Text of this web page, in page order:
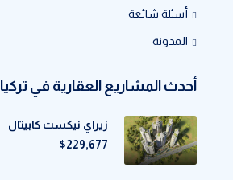
أسئلة شائعة
المدونة
أحدث المشاريع العقارية في تركيا
زيراي نيكست كابيتال
$229,677